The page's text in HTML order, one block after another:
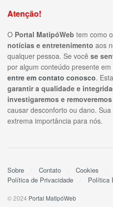
Atenção!
O Portal MatipóWeb tem como
notícias e entretenimento aos
qualquer pessoa. Se você se
por algum conteúdo presente
entre em contato conosco.
garantir a qualidade e
investigaremos e removeremos
causar desconforto ou dano. Sua
extrema importância para nós.
Sobre Contato Cookies
Política de Privacidade
Política
© 2024 Portal MatipóWeb